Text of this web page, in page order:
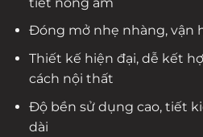
Đóng mở nhẹ nhàng, vận
Thiết kế hiện đại, dễ kết
cách nội thất
Độ bền sử dụng cao, tiết
dài